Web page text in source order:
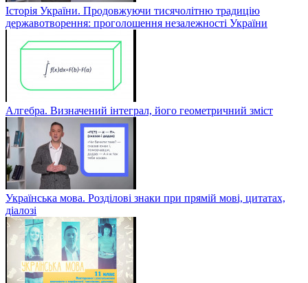
Історія України. Продовжуючи тисячолітню традицію
державотворення: проголошення незалежності України
Алгебра. Визначений інтеграл, його геометричний зміст
Українська мова. Розділові знаки при прямій мові, цитатах,
діалозі